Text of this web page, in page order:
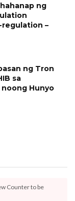
ng
–
ng Tron
sa
Hunyo
Counter to be